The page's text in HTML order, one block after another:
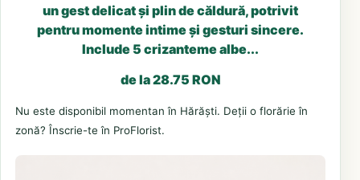
un gest delicat și plin de căldură, potrivit
pentru momente intime și gesturi sincere.
Include 5 crizanteme albe...
de la 28.75 RON
Nu este disponibil momentan în Hărăști. Deții o florărie în
zonă? Înscrie-te în ProFlorist.